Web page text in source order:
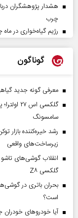
هشدار پژوهشگران
چرب
رژیم گیاه‌خواری در
گوناگون
معرفی گونه جدید
گلکسی
سامسونگ
زیرساخت‌های واقعی
انقلاب گوشی‌های
گلکسی Z۸
است؟
آیا خودروهای